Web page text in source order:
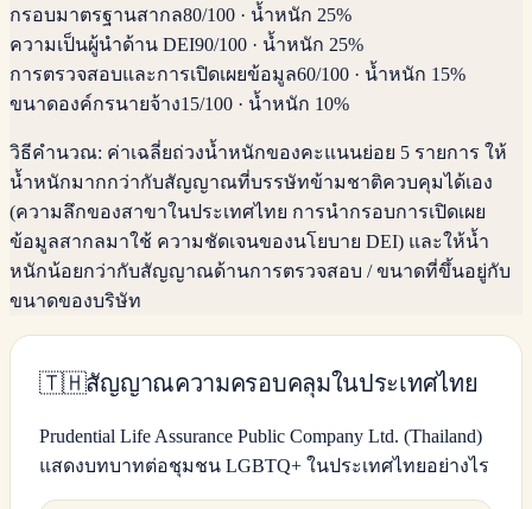
กรอบมาตรฐานสากล80/100 · น้ำหนัก 25%
ความเป็นผู้นำด้าน DEI90/100 · น้ำหนัก 25%
การตรวจสอบและการเปิดเผยข้อมูล60/100 · น้ำหนัก 15%
ขนาดองค์กรนายจ้าง15/100 · น้ำหนัก 10%
วิธีคำนวณ: ค่าเฉลี่ยถ่วงน้ำหนักของคะแนนย่อย 5 รายการ ให้
น้ำหนักมากกว่ากับสัญญาณที่บรรษัทข้ามชาติควบคุมได้เอง
(ความลึกของสาขาในประเทศไทย การนำกรอบการเปิดเผย
ข้อมูลสากลมาใช้ ความชัดเจนของนโยบาย DEI) และให้น้ำ
หนักน้อยกว่ากับสัญญาณด้านการตรวจสอบ / ขนาดที่ขึ้นอยู่กับ
ขนาดของบริษัท
🇹🇭สัญญาณความครอบคลุมในประเทศไทย
Prudential Life Assurance Public Company Ltd. (Thailand)
แสดงบทบาทต่อชุมชน LGBTQ+ ในประเทศไทยอย่างไร